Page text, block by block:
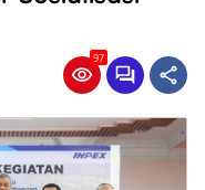
97